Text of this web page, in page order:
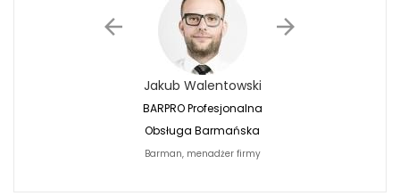
Jakub Walentowski
BARPRO Profesjonalna
Obsługa Barmańska
Barman, menadżer firmy